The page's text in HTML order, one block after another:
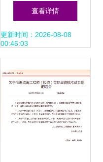
边界 从山西天天汇
出发的思考
查看详情
更新时间：2026-08-08
00:46:03